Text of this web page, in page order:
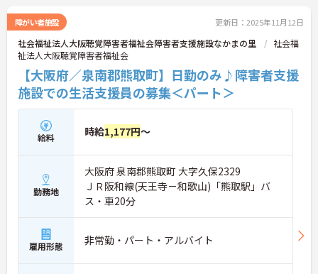
障がい者施設 更新日：2025年11月12日
社会福祉法人大阪聴覚障害者福祉会障害者支援施設なかまの里
社会福
祉法人大阪聴覚障害者福祉会
【大阪府／泉南郡熊取町】日勤のみ♪障害者支援
施設での生活支援員の募集＜パート＞
給料 時給1,177円～
勤務地
大阪府 泉南郡熊取町 大字久保2329
ＪＲ阪和線(天王寺－和歌山)「熊取駅」バ
ス・車20分
雇用形態 非常勤・パート・アルバイト